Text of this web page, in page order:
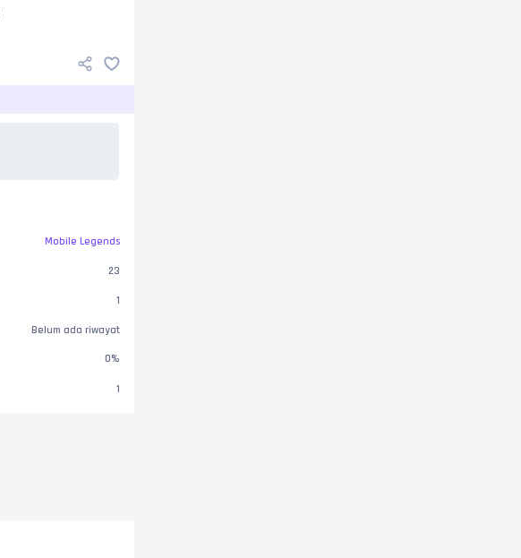
Mobile Legends
23
1
Belum ada riwayat
0%
1